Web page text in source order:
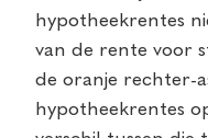
hypotheekrentes
van de rente voor
de oranje rechter-
hypotheekrentes